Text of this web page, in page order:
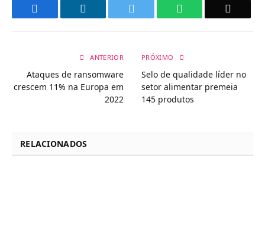
WhatsApp
ANTERIOR
Ataques de ransomware
crescem 11% na Europa em
2022
PRÓXIMO
Selo de qualidade líder no
setor alimentar premeia
145 produtos
RELACIONADOS